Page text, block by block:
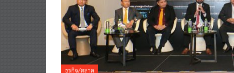
ธุรกิจ/ตลาด